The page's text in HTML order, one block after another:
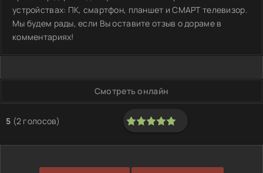
устройствах: ПК, смартфон, планшет и СМАРТ телевизор.
Мы будем рады, если Вы оставите отзыв о дораме в
комментариях!
Смотреть онлайн
5 (2 голосов)
100